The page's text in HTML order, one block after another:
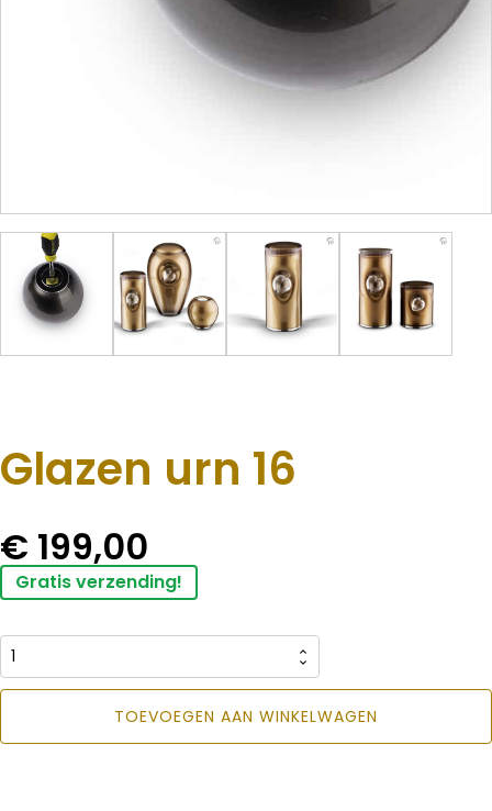
Glazen urn 16
€ 199,00
Gratis verzending!
Glazen
urn
TOEVOEGEN AAN WINKELWAGEN